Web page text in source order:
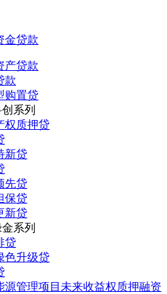
金贷款
产贷款
款
购置贷
系列
权质押贷
新贷
先贷
保贷
新贷
系列
贷
色升级贷
源管理项目未来收益权质押融资